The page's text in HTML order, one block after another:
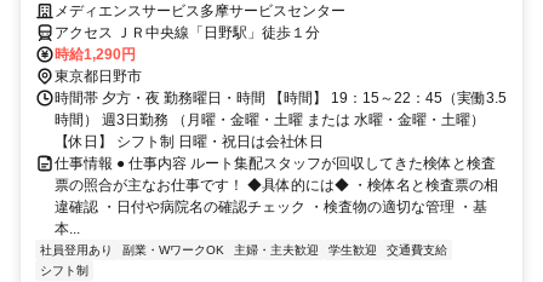
る縁の下の力持ち！
メディエンスサービス多摩サービスセンター
アクセス ＪＲ中央線「日野駅」徒歩１分
時給1,290円
東京都日野市
時間帯 夕方・夜 勤務曜日・時間 【時間】 19：15～22：45（実働3.5
時間） 週3日勤務 （月曜・金曜・土曜 または 水曜・金曜・土曜）
【休日】 シフト制 日曜・祝日は会社休日
仕事情報 ● 仕事内容 ルート集配スタッフが回収してきた検体と検査
票の照合が主なお仕事です！ ◆具体的には◆ ・検体名と検査票の相
違確認 ・日付や病院名の確認チェック ・検査物の適切な管理 ・基
本...
社員登用あり 副業・WワークOK 主婦・主夫歓迎 学生歓迎
交通費支給
シフト制